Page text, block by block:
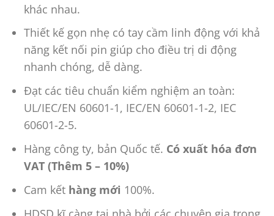
khác nhau.
Thiết kế gọn nhẹ có tay cầm linh động với khả
năng kết nối pin giúp cho điều trị di động
nhanh chóng, dễ dàng.
Đạt các tiêu chuẩn kiểm nghiệm an toàn:
UL/IEC/EN 60601-1, IEC/EN 60601-1-2, IEC
60601-2-5.
Hàng công ty, bản Quốc tế. Có xuất hóa đơn
VAT (Thêm 5 – 10%)
Cam kết hàng mới 100%.